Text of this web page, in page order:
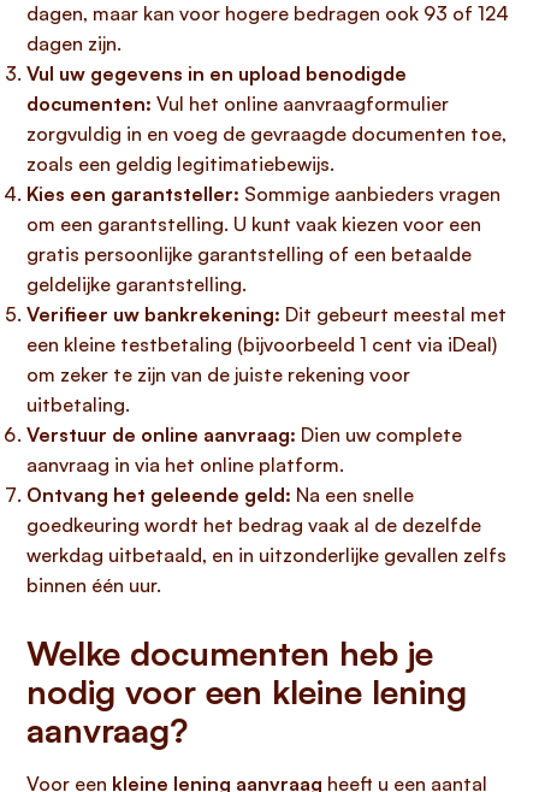
dagen, maar kan voor hogere bedragen ook 93 of 124
dagen zijn.
Vul uw gegevens in en upload benodigde
documenten: Vul het online aanvraagformulier
zorgvuldig in en voeg de gevraagde documenten toe,
zoals een geldig legitimatiebewijs.
Kies een garantsteller: Sommige aanbieders vragen
om een garantstelling. U kunt vaak kiezen voor een
gratis persoonlijke garantstelling of een betaalde
geldelijke garantstelling.
Verifieer uw bankrekening: Dit gebeurt meestal met
een kleine testbetaling (bijvoorbeeld 1 cent via iDeal)
om zeker te zijn van de juiste rekening voor
uitbetaling.
Verstuur de online aanvraag: Dien uw complete
aanvraag in via het online platform.
Ontvang het geleende geld: Na een snelle
goedkeuring wordt het bedrag vaak al de dezelfde
werkdag uitbetaald, en in uitzonderlijke gevallen zelfs
binnen één uur.
Welke documenten heb je
nodig voor een kleine lening
aanvraag?
Voor een kleine lening aanvraag heeft u een aantal